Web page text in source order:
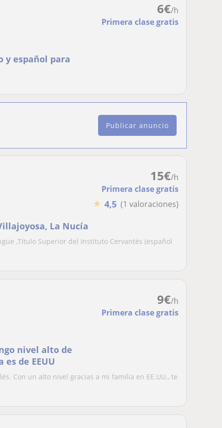
6€/h
Primera clase gratis
y español para
Publicar anuncio
15€/h
Primera clase gratis
★ 4,5 (1 valoraciones)
La Nucía
,Título Superior del Instituto Cervantés (español
9€/h
Primera clase gratis
nivel alto de
de EEUU
Con un alto nivel gracias a mi familia en EE.UU., te